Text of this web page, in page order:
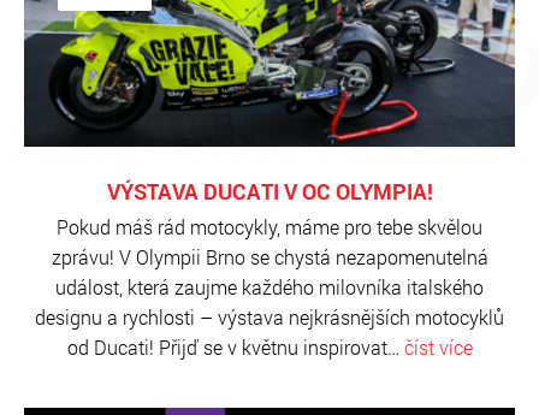
VÝSTAVA DUCATI V OC OLYMPIA!
Pokud máš rád motocykly, máme pro tebe skvělou
zprávu! V Olympii Brno se chystá nezapomenutelná
událost, která zaujme každého milovníka italského
designu a rychlosti – výstava nejkrásnějších motocyklů
od Ducati! Přijď se v květnu inspirovat… číst více